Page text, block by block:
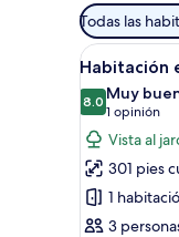
Filtros
disponibles
para
las
habitaciones
Todas las
Abrir
todas
las
fotos
de
estándar
13
Habitación
8.08.0 de 10
Muy
1 opinión
(1
opinión)
Vista al
301 pies
1
3